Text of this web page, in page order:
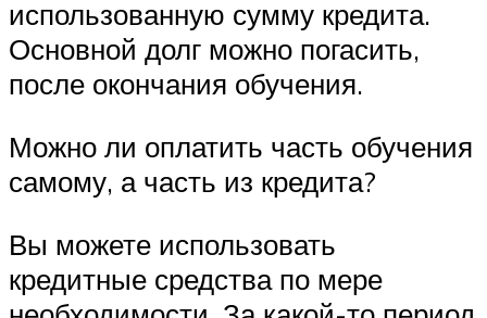
использованную сумму кредита.
Основной долг можно погасить,
после окончания обучения.
Можно ли оплатить часть обучения
самому, а часть из кредита?
Вы можете использовать
кредитные средства по мере